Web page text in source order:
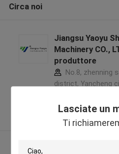
Lasciate un
Ti
Circa noi
Jiangsu Yaoyu
Machinery CO.,
produttore
No.8, zhenning
district, Yancheng
5.0
Fornitore